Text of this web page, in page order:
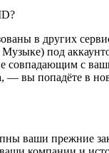
в других
под
совпадающим с
— вы попадёте в
ваши прежние